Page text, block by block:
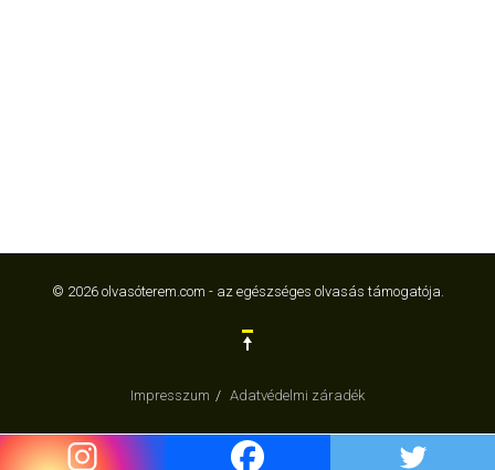
© 2026 olvasóterem.com - az egészséges olvasás támogatója.
Impresszum Adatvédelmi záradék